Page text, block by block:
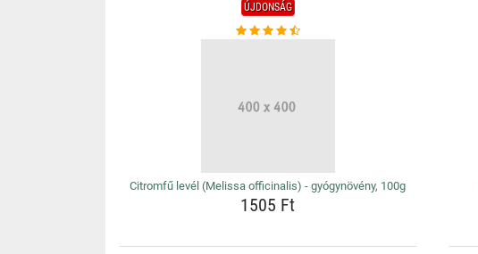
ÚJDONSÁG
Citromfű levél (Melissa officinalis) - gyógynövény, 100g
1505 Ft